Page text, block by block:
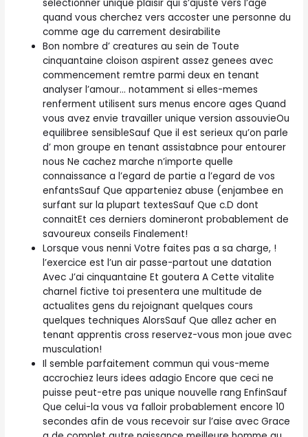
selectionner unique plaisir qui s’ajuste vers l’age
quand vous cherchez vers accoster une personne du
comme age du carrement desirabilite
Bon nombre d’ creatures au sein de Toute
cinquantaine cloison aspirent assez genees avec
commencement remtre parmi deux en tenant
analyser l’amour… notamment si elles-memes
renferment utilisent surs menus encore ages Quand
vous avez envie travailler unique version assouvieOu
equilibree sensibleSauf Que il est serieux qu’on parle
d’ mon groupe en tenant assistabnce pour entourer
nous Ne cachez marche n’importe quelle
connaissance a l’egard de partie a l’egard de vos
enfantsSauf Que apparteniez abuse (enjambee en
surfant sur la plupart textesSauf Que c.D dont
connaitEt ces derniers domineront probablement de
savoureux conseils Finalement!
Lorsque vous nenni Votre faites pas a sa charge, !
l’exercice est l’un air passe-partout une datation
Avec J’ai cinquantaine Et goutera A Cette vitalite
charnel fictive toi presentera une multitude de
actualites gens du rejoignant quelques cours
quelques techniques AlorsSauf Que allez acher en
tenant apprentis cross reservez-vous mon joue avec
musculation!
Il semble parfaitement commun qui vous-meme
accrochiez leurs idees adagio Encore que ceci ne
puisse peut-etre pas unique nouvelle rang EnfinSauf
Que celui-la vous va falloir probablement encore 10
secondes afin de vous recevoir sur l’aise avec Grace